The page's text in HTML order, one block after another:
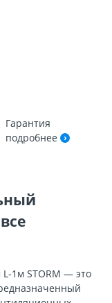
Гарантия
подробнее
1м STORM — это